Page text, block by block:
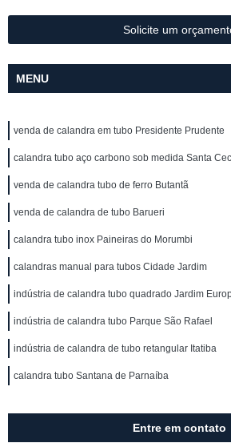
Solicite um
MENU
venda de calandra em tubo Presidente Prudente
calandra tubo aço carbono sob medida Santa
venda de calandra tubo de ferro Butantã
venda de calandra de tubo Barueri
calandra tubo inox Paineiras do Morumbi
calandras manual para tubos Cidade Jardim
indústria de calandra tubo quadrado Jardim
indústria de calandra tubo Parque São Rafael
indústria de calandra de tubo retangular Itatiba
calandra tubo Santana de Parnaíba
Entre em contato